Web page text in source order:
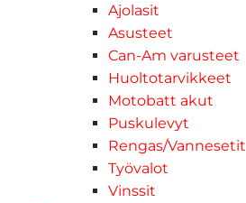
Ajolasit
Asusteet
Can-Am varusteet
Huoltotarvikkeet
Motobatt akut
Puskulevyt
Rengas/Vannesetit
Työvalot
Vinssit